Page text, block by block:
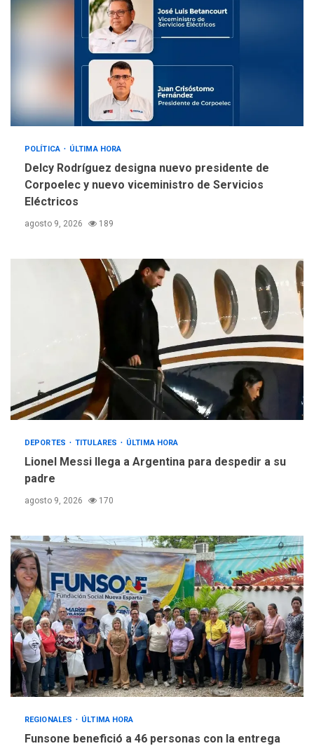
REGIONALES ÚLTIMA HORA
Alcaldía de Mariño climatiza
Núcleo del Sistema de
Orquestas Porlamar
POLÍTICA ÚLTIMA HORA
Delcy Rodríguez designa nuevo presidente de
Corpoelec y nuevo viceministro de Servicios
Eléctricos
agosto 9, 2026 189
DEPORTES TITULARES ÚLTIMA HORA
Lionel Messi llega a Argentina para despedir a su
padre
agosto 9, 2026 170
REGIONALES ÚLTIMA HORA
Funsone benefició a 46 personas con la entrega